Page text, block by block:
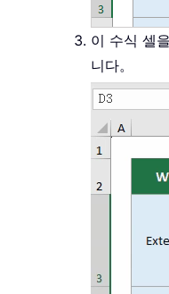
이 수식 셀
니다。